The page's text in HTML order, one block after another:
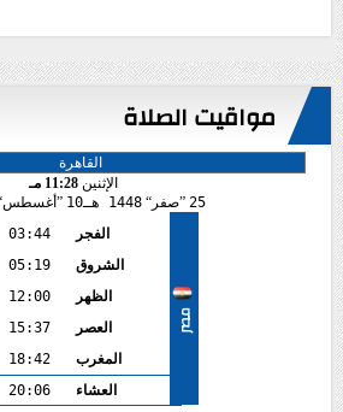
مواقيت الصلاة
الإثنين 11:28 مـ
25
صفر 1448 هـ 10 أغسطس
مصر
الفجر
03:44
الشروق
05:19
الظهر
12:00
العصر
15:37
المغرب
18:42
العشاء
20:06